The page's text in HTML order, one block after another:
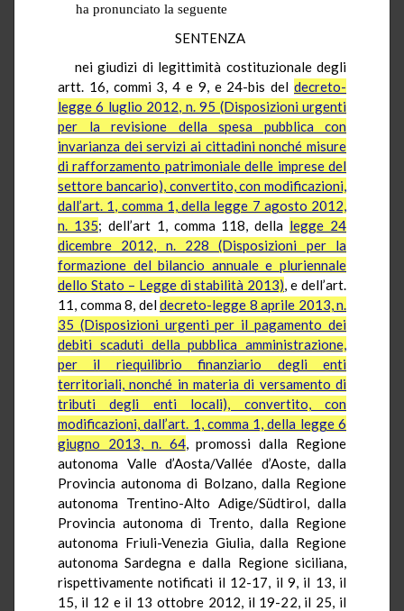
ha pronunciato la seguente
SENTENZA
nei giudizi di legittimità costituzionale degli
artt. 16, commi 3, 4 e 9, e 24-bis del decreto-
legge 6 luglio 2012, n. 95 (Disposizioni urgenti
per la revisione della spesa pubblica con
invarianza dei servizi ai cittadini nonché misure
di rafforzamento patrimoniale delle imprese del
settore bancario), convertito, con modificazioni,
dall’art. 1, comma 1, della legge 7 agosto 2012,
n. 135; dell’art 1, comma 118, della legge 24
dicembre 2012, n. 228 (Disposizioni per la
formazione del bilancio annuale e pluriennale
dello Stato – Legge di stabilità 2013), e dell’art.
11, comma 8, deldecreto-legge 8 aprile 2013, n.
35 (Disposizioni urgenti per il pagamento dei
debiti scaduti della pubblica amministrazione,
per il riequilibrio finanziario degli enti
territoriali, nonché in materia di versamento di
tributi degli enti locali), convertito, con
modificazioni, dall’art. 1, comma 1, della legge 6
giugno 2013, n. 64, promossi dalla Regione
autonoma Valle d’Aosta/Vallée d’Aoste, dalla
Provincia autonoma di Bolzano, dalla Regione
autonoma Trentino-Alto Adige/Südtirol, dalla
Provincia autonoma di Trento, dalla Regione
autonoma Friuli-Venezia Giulia, dalla Regione
autonoma Sardegna e dalla Regione siciliana,
rispettivamente notificati il 12-17, il 9, il 13, il
15, il 12 e il 13 ottobre 2012, il 19-22, il 25, il